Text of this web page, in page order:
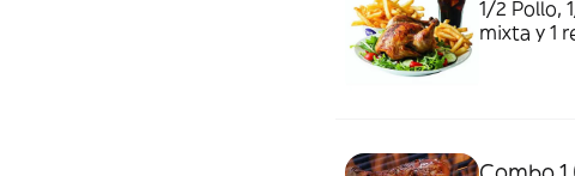
1/2 Pollo,
mixta y 1